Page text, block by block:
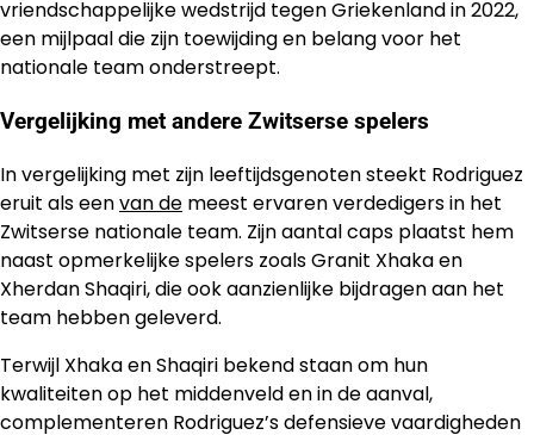
vriendschappelijke wedstrijd tegen Griekenland in 2022,
een mijlpaal die zijn toewijding en belang voor het
nationale team onderstreept.
Vergelijking met andere Zwitserse spelers
In vergelijking met zijn leeftijdsgenoten steekt Rodriguez
eruit als eenvan de meest ervaren verdedigers in het
Zwitserse nationale team. Zijn aantal caps plaatst hem
naast opmerkelijke spelers zoals Granit Xhaka en
Xherdan Shaqiri, die ook aanzienlijke bijdragen aan het
team hebben geleverd.
Terwijl Xhaka en Shaqiri bekend staan om hun
kwaliteiten op het middenveld en in de aanval,
complementeren Rodriguez’s defensieve vaardigheden